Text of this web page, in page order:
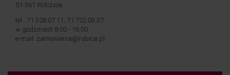
51-361 Wilczyce
tel.: 71 328 07 11, 71 722 03 37
w godzinach 8:00 - 16:00
e-mail: zamowienia@rubica.pl